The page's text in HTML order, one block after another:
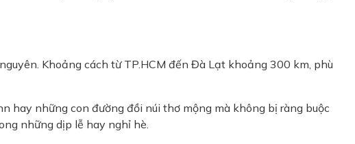
Khoảng cách từ TP.HCM đến Đà Lạt khoảng 300 km, phù
hay những con đường đồi núi thơ mộng mà không bị ràng buộc
những dịp lễ hay nghỉ hè.